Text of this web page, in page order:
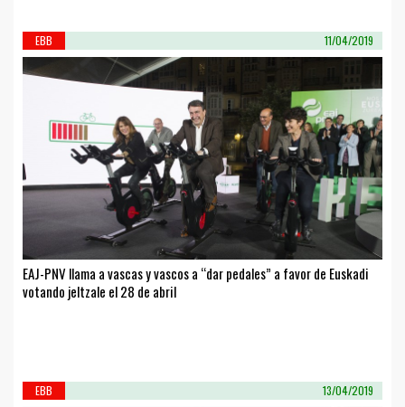
EBB 11/04/2019
EAJ-PNV llama a vascas y vascos a “dar pedales” a favor de Euskadi
votando jeltzale el 28 de abril
EBB 13/04/2019